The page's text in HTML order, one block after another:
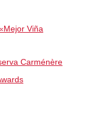
Viña
Carménère